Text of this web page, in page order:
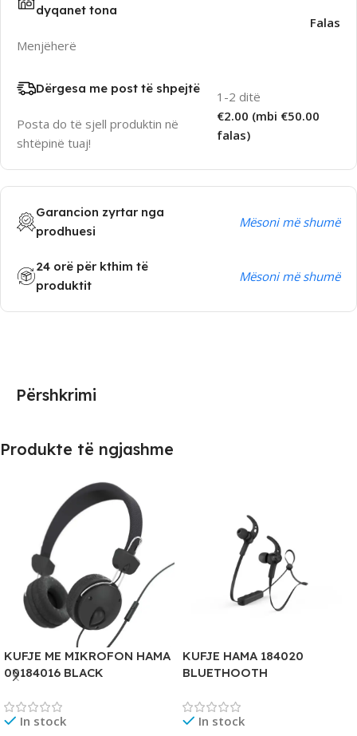
dyqanet tona
Menjëherë
Falas
Dërgesa me post të shpejtë
Posta do të sjell produktin në
shtëpinë tuaj!
1-2 ditë
€2.00 (mbi €50.00
falas)
Garancion zyrtar nga
prodhuesi
Mësoni më shumë
24 orë për kthim të
produktit
Mësoni më shumë
Përshkrimi
Produkte të ngjashme
KUFJE ME MIKROFON HAMA
00184016 BLACK
In stock
KUFJE HAMA 184020
BLUETHOOTH
In stock